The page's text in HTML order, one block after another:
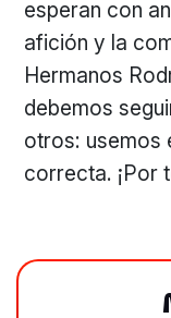
esperan con
afición y la
Hermanos
debemos
otros: usemos
correcta. ¡Por